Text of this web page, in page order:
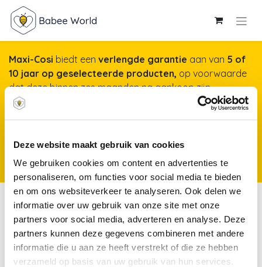
Deze website maakt gebruik van cookies
We gebruiken cookies om content en advertenties te
personaliseren, om functies voor social media te bieden
en om ons websiteverkeer te analyseren. Ook delen we
informatie over uw gebruik van onze site met onze
partners voor social media, adverteren en analyse. Deze
partners kunnen deze gegevens combineren met andere
informatie die u aan ze heeft verstrekt of die ze hebben
verzameld op basis van uw gebruik van hun services.
Maxi-Cosi biedt een verlengde garantie aan van 5 of
10 jaar op geselecteerde producten, op voorwaarde
dat deze binnen zes maanden na aankoop zijn
geregistreerd op onze website. Het duurt maar een
verlengde garantie.
Kleding
Borstvoeding Kleding Verzorging